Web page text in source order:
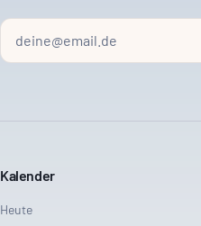
Kalender
Heute